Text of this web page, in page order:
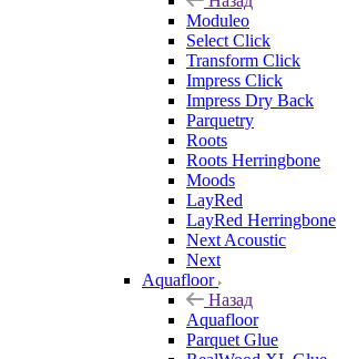
Moduleo
Select Click
Transform Click
Impress Click
Impress Dry Back
Parquetry
Roots
Roots Herringbone
Moods
LayRed
LayRed Herringbone
Next Acoustic
Next
Aquafloor
Назад
Aquafloor
Parquet Glue